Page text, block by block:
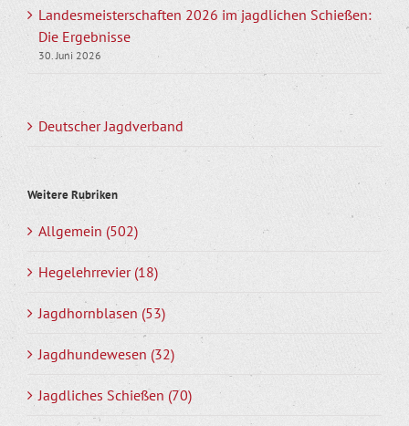
Landesmeisterschaften 2026 im jagdlichen Schießen:
Die Ergebnisse
30. Juni 2026
Deutscher Jagdverband
Weitere Rubriken
Allgemein (502)
Hegelehrrevier (18)
Jagdhornblasen (53)
Jagdhundewesen (32)
Jagdliches Schießen (70)